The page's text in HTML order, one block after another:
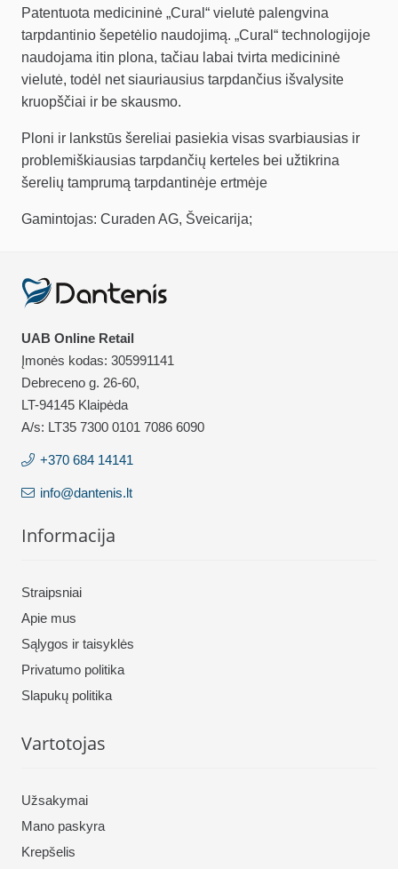
Patentuota medicininė „Cural“ vielutė palengvina
tarpdantinio šepetėlio naudojimą. „Cural“ technologijoje
naudojama itin plona, tačiau labai tvirta medicininė
vielutė, todėl net siauriausius tarpdančius išvalysite
kruopščiai ir be skausmo.
Ploni ir lankstūs šereliai pasiekia visas svarbiausias ir
problemiškiausias tarpdančių kerteles bei užtikrina
šerelių tamprumą tarpdantinėje ertmėje
Gamintojas: Curaden AG, Šveicarija;
UAB Online Retail
Įmonės kodas: 305991141
Debreceno g. 26-60,
LT-94145 Klaipėda
A/s: LT35 7300 0101 7086 6090
+370 684 14141
info@dantenis.lt
Informacija
Straipsniai
Apie mus
Sąlygos ir taisyklės
Privatumo politika
Slapukų politika
Vartotojas
Užsakymai
Mano paskyra
Krepšelis